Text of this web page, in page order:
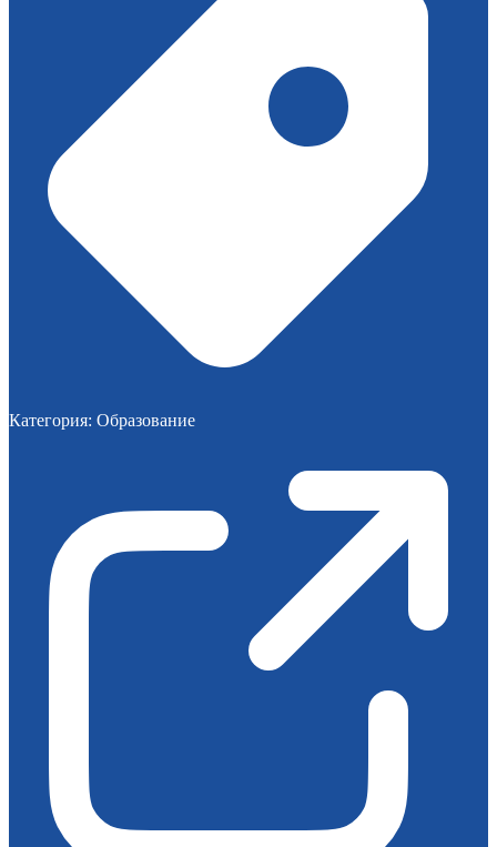
Категория: Образование